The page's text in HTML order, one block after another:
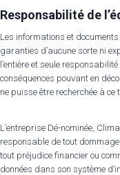
Responsabilité de
Les informations et
garanties d’aucune sorte ni
l’entière et seule
conséquences pouvant en
ne puisse être recherchée à
L’entreprise Dé-nominée,
responsable de tout
tout préjudice financier ou
données dans son système